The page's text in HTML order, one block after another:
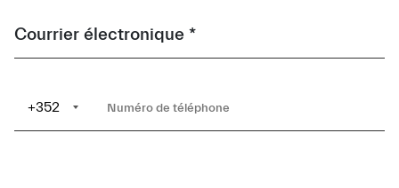
Courrier électronique *
+352